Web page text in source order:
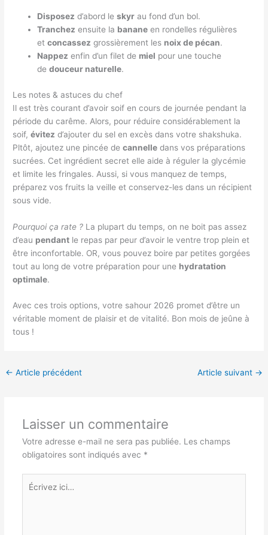
Disposez d’abord leskyr au fond d’un bol.
Tranchez ensuite la banane en rondelles régulières
etconcassez grossièrement les noix de pécan.
Nappez enfin d’un filet de miel pour une touche
dedouceur naturelle.
Les notes & astuces du chef
Il est très courant d’avoir soif en cours de journée pendant la
période du carême. Alors, pour réduire considérablement la
soif,évitez d’ajouter du sel en excès dans votre shakshuka.
Pltôt, ajoutez une pincée decannelle dans vos préparations
sucrées. Cet ingrédient secret elle aide à réguler la glycémie
et limite les fringales. Aussi, si vous manquez de temps,
préparez vos fruits la veille et conservez-les dans un récipient
sous vide.
Pourquoi ça rate ? La plupart du temps, on ne boit pas assez
d’eau pendant le repas par peur d’avoir le ventre trop plein et
être inconfortable. OR, vous pouvez boire par petites gorgées
tout au long de votre préparation pour une hydratation
optimale.
Avec ces trois options, votre sahour 2026 promet d’être un
véritable moment de plaisir et de vitalité. Bon mois de jeûne à
tous !
← Article précédent Article suivant →
Laisser un commentaire
Votre adresse e-mail ne sera pas publiée. Les champs
obligatoires sont indiqués avec *
Écrivez
ici…